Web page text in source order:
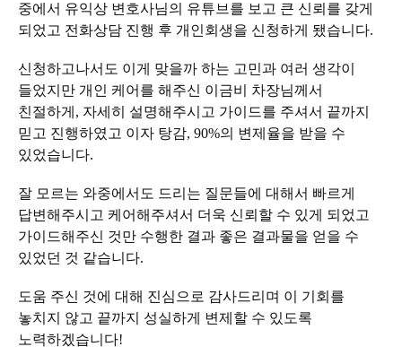
중에서 유익상 변호사님의 유튜브를 보고 큰 신뢰를 갖게
되었고 전화상담 진행 후 개인회생을 신청하게 됐습니다.
신청하고나서도 이게 맞을까 하는 고민과 여러 생각이
들었지만 개인 케어를 해주신 이금비 차장님께서
친절하게, 자세히 설명해주시고 가이드를 주셔서 끝까지
믿고 진행하였고 이자 탕감, 90%의 변제율을 받을 수
있었습니다.
잘 모르는 와중에서도 드리는 질문들에 대해서 빠르게
답변해주시고 케어해주셔서 더욱 신뢰할 수 있게 되었고
가이드해주신 것만 수행한 결과 좋은 결과물을 얻을 수
있었던 것 같습니다.
도움 주신 것에 대해 진심으로 감사드리며 이 기회를
놓치지 않고 끝까지 성실하게 변제할 수 있도록
노력하겠습니다!